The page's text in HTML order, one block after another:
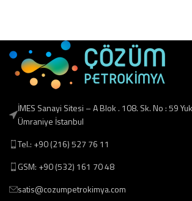
İMES Sanayi Sitesi – A Blok . 108. Sk. No : 59
Ümraniye İstanbul
Tel.: +90 (216) 527 76 11
GSM: +90 (532) 161 70 48
satis@cozumpetrokimya.com